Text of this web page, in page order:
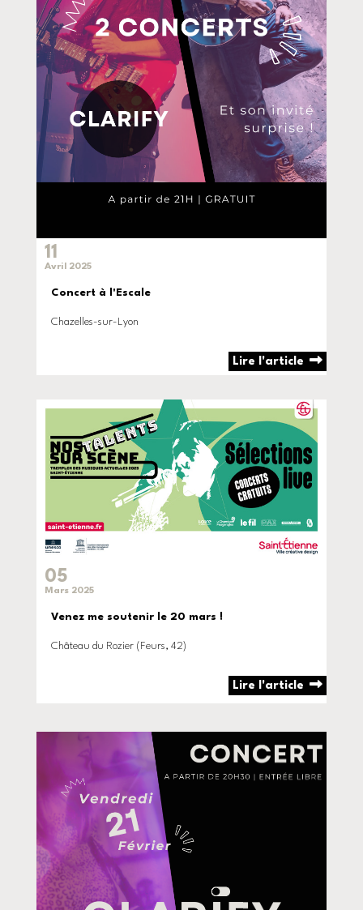
11
Avril 2025
Concert à l'Escale
Chazelles-sur-Lyon
Lire l'article
05
Mars 2025
Venez me soutenir le 20 mars !
Château du Rozier (Feurs, 42)
Lire l'article